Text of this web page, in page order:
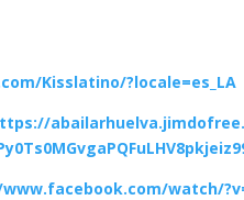
Kisslatino/?locale=es_LA
watch/